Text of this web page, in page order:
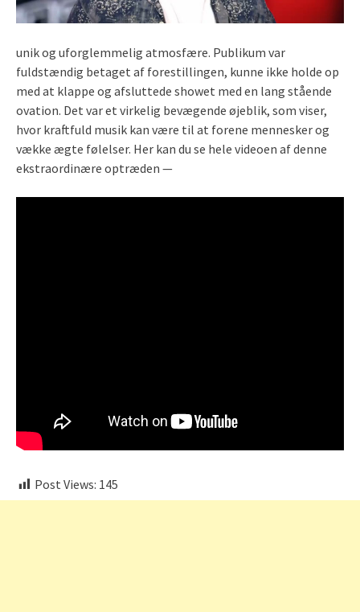
unik og uforglemmelig atmosfære. Publikum var
fuldstændig betaget af forestillingen, kunne ikke holde op
med at klappe og afsluttede showet med en lang stående
ovation. Det var et virkelig bevægende øjeblik, som viser,
hvor kraftfuld musik kan være til at forene mennesker og
vække ægte følelser. Her kan du se hele videoen af denne
ekstraordinære optræden —
Post Views: 145